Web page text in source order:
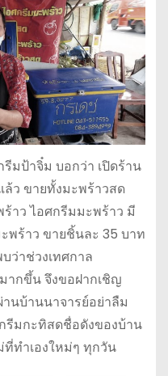
มป้าจิ๋ม บอกว่า เปิดร้าน
ว ขายทั้งมะพร้าวสด
าว ไอศกรีมมะพร้าว มี
พร้าว ขายชิ้นละ 35 บาท
ว่าช่วงเทศกาล
ากขึ้น จึงขอฝากเชิญ
นบ้านนาจารย์อย่าลืม
รีมกะทิสดชื่อดังของบ้าน
ทำเองใหม่ๆ ทุกวัน